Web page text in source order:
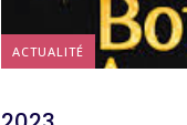
ACTUALITÉ